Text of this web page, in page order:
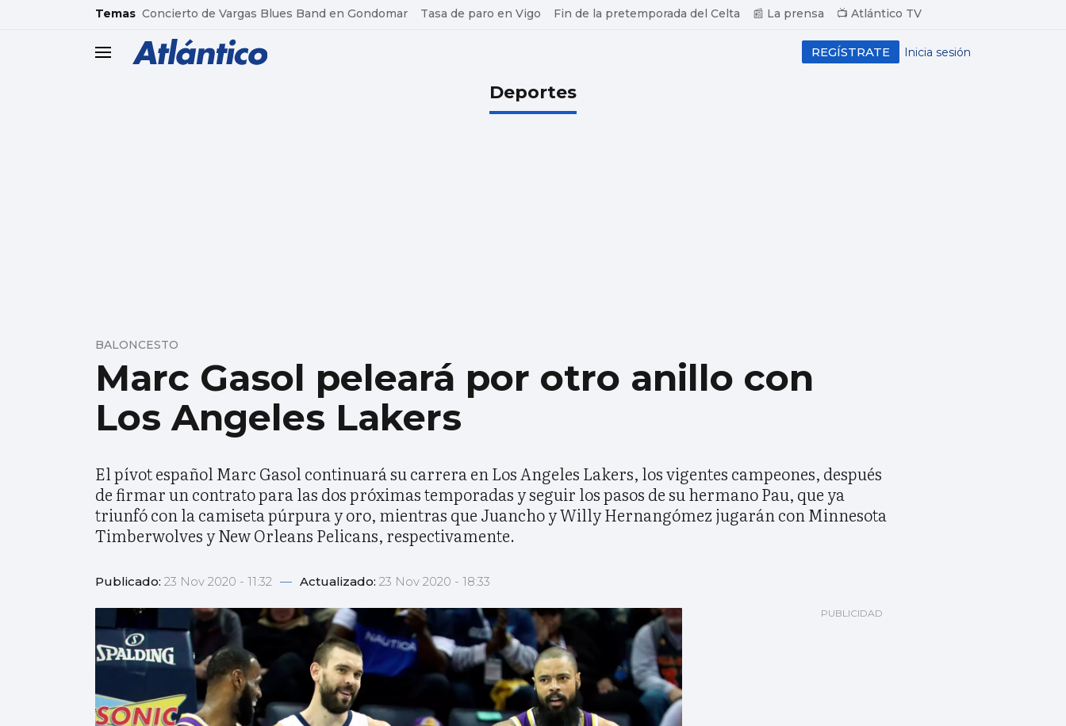
common.go-to-content
Temas Concierto de Vargas Blues Band en Gondomar Tasa de paro en Vigo Fin de la pretemporada del Celta 📰 La prensa 📺 Atlántico TV
header.menu.open Inicia sesión
REGÍSTRATE
Deportes
Marc Gasol peleará por otro anillo con
Los Angeles Lakers
BALONCESTO
El pívot español Marc Gasol continuará su carrera en Los Angeles Lakers, los vigentes campeones, después
de firmar un contrato para las dos próximas temporadas y seguir los pasos de su hermano Pau, que ya
triunfó con la camiseta púrpura y oro, mientras que Juancho y Willy Hernangómez jugarán con Minnesota
Timberwolves y New Orleans Pelicans, respectivamente.
Publicado: 23 Nov 2020 - 11:32 — Actualizado: 23 Nov 2020 - 18:33